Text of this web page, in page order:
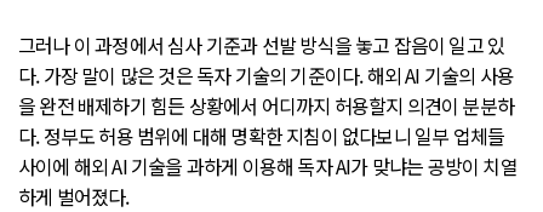
그러나 이 과정에서 심사 기준과 선발 방식을 놓고 잡음이 일고 있
다. 가장 말이 많은 것은 독자 기술의 기준이다. 해외 AI 기술의 사용
을 완전 배제하기 힘든 상황에서 어디까지 허용할지 의견이 분분하
다. 정부도 허용 범위에 대해 명확한 지침이 없다보니 일부 업체들
사이에 해외 AI 기술을 과하게 이용해 독자 AI가 맞냐는 공방이 치열
하게 벌어졌다.